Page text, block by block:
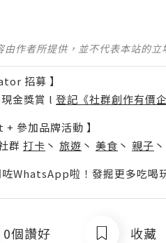
由作者所提供，並不代表本站的
招募 】
金獎賞 l 登記《社群創作有價企
+ 參加品牌活動 】
群 打卡 丶 旅遊 丶 美食 丶 親子 丶
WhatsApp啦！發掘更多吃喝
0個讚好 收藏